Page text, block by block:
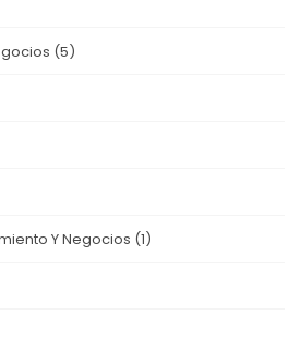
(5)
Y Negocios (1)